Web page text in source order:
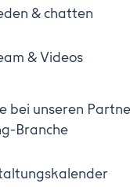
& chatten
& Videos
bei unseren
Branche